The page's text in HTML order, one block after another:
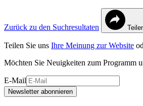
Zurück zu den Suchresultaten
Teilen Sie uns Ihre Meinung zur Website
Möchten Sie Neuigkeiten zum Programm
E-Mail
Newsletter abonnieren